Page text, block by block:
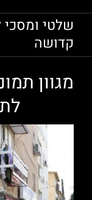
שלטי ומסכי
קדושה
מגוון